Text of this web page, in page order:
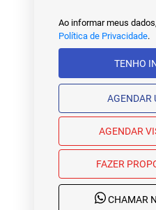
Ao informar meus
Política de Privacidade.
AGENDAR
FAZER
CHAMAR